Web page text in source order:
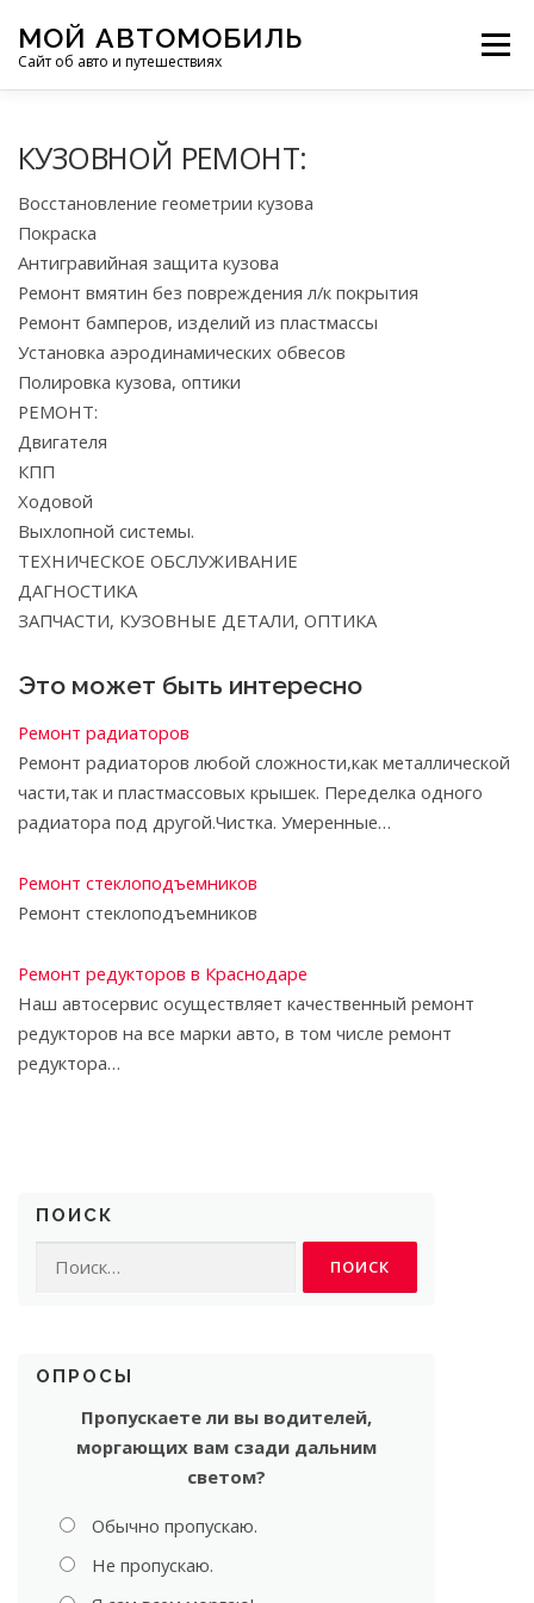
содержимому
МОЙ АВТОМОБИЛЬ
Сайт об авто и путешествиях
Меню
ФОТООТЧЕТЫ ОСТАЛЬНОЕ
КУЗОВНОЙ РЕМОНТ:
Восстановление геометрии кузова
Покраска
Антигравийная защита кузова
Ремонт вмятин без повреждения л/к покрытия
Ремонт бамперов, изделий из пластмассы
Установка аэродинамических обвесов
Полировка кузова, оптики
РЕМОНТ:
Двигателя
КПП
Ходовой
Выхлопной системы.
ТЕХНИЧЕСКОЕ ОБСЛУЖИВАНИЕ
ДАГНОСТИКА
ЗАПЧАСТИ, КУЗОВНЫЕ ДЕТАЛИ, ОПТИКА
Это может быть интересно
Ремонт радиаторов
Ремонт радиаторов любой сложности,как металлической
части,так и пластмассовых крышек. Переделка одного
радиатора под другой.Чистка. Умеренные…
Ремонт стеклоподъемников
Ремонт стеклоподъемников
Ремонт редукторов в Краснодаре
Наш автосервис осуществляет качественный ремонт
редукторов на все марки авто, в том числе ремонт
редуктора…
ПОИСК
ОПРОСЫ
Пропускаете ли вы водителей,
моргающих вам сзади дальним
светом?
Обычно пропускаю.
Не пропускаю.